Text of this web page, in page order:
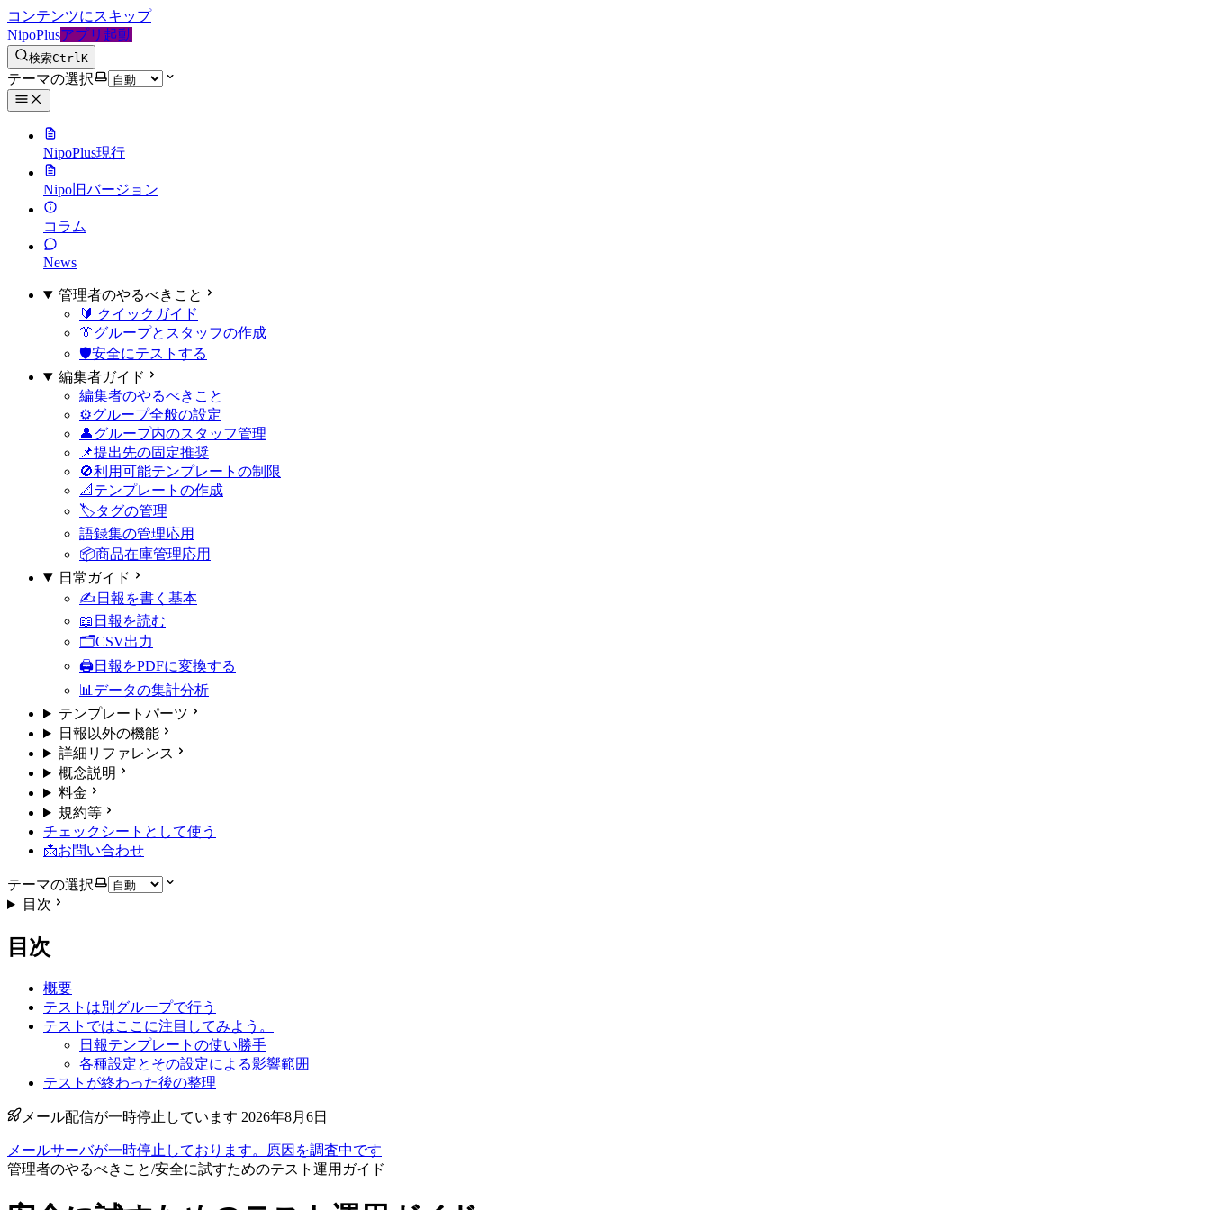
コンテンツにスキップ
NipoPlusアプリ起動
検索CtrlK
テーマの選択
NipoPlus現行
Nipo 旧バージョン
コラム
News
管理者のやるべきこと
🔰 クイックガイド
👔グループとスタッフの作成
🛡️安全にテストする
編集者ガイド
編集者のやるべきこと
⚙️グループ全般の設定
👤グループ内のスタッフ管理
📌提出先の固定推奨
🚫利用可能テンプレートの制限
📐テンプレートの作成
🏷タグの管理
語録集の管理応用
📦商品在庫管理応用
日常ガイド
✍️日報を書く 基本
📖日報を読む
🗂️CSV出力
🖨️日報をPDFに変換する
📊データの集計分析
テンプレートパーツ
日報以外の機能
詳細リファレンス
概念説明
料金
規約等
チェックシートとして使う
📩お問い合わせ
テーマの選択
目次
目次
概要
テストは別グループで行う
テストではここに注目してみよう。
日報テンプレートの使い勝手
各種設定とその設定による影響範囲
テストが終わった後の整理
メール配信が一時停止しています 2026年8月6日
メールサーバが一時停止しております。原因を調査中です
管理者のやるべきこと/安全に試すためのテスト運用ガイド